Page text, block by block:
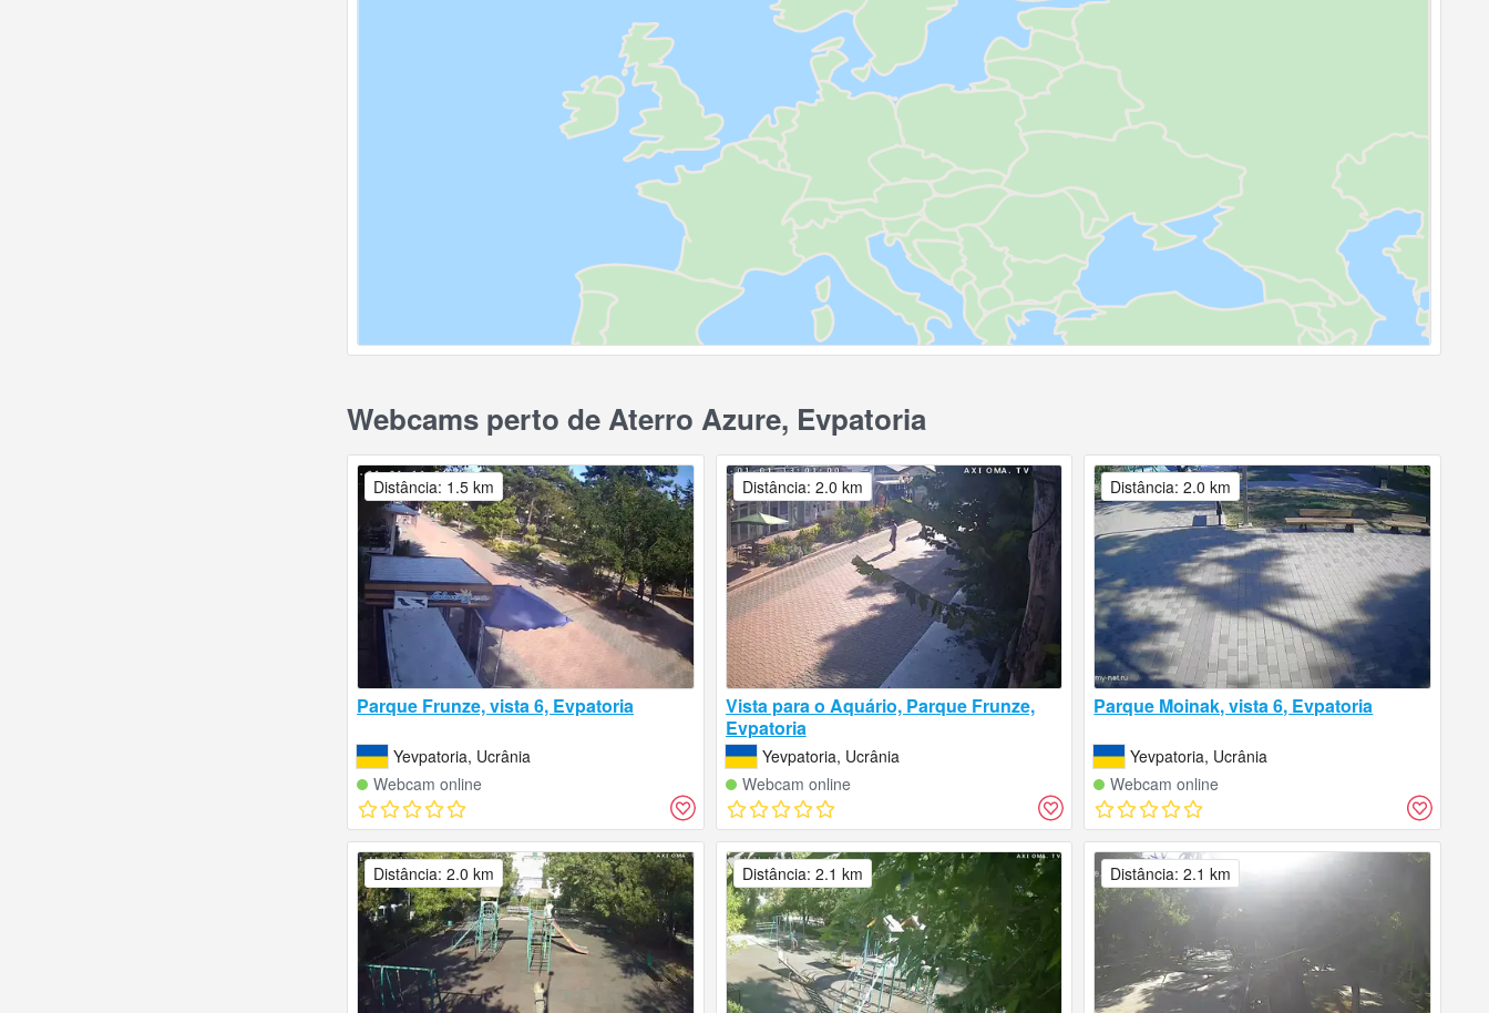
Webcams perto de Aterro Azure, Evpatoria
Parque Frunze, vista 6, Evpatoria
Yevpatoria, Ucrânia
Webcam online
Distância: 1.5 km
Vista para o Aquário, Parque Frunze,
Evpatoria
Yevpatoria, Ucrânia
Webcam online
Distância: 2.0 km
Parque Moinak, vista 6, Evpatoria
Yevpatoria, Ucrânia
Webcam online
Distância: 2.0 km
Distância: 2.0 km Distância: 2.1 km Distância: 2.1 km